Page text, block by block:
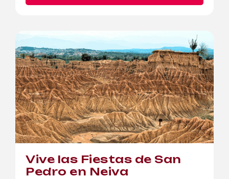
Vive las Fiestas de San
Pedro en Neiva